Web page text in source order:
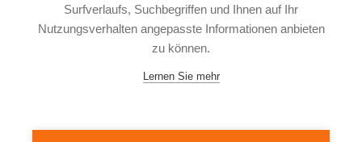
© 2004 - 2026 Secure Travel Reiseversicherungen |Reiseschutz Plus GmbH| Telefon: 05139
Surfverlaufs, Suchbegriffen und Ihnen auf Ihr
Nutzungsverhalten angepasste Informationen anbieten
zu können.
Lernen Sie mehr